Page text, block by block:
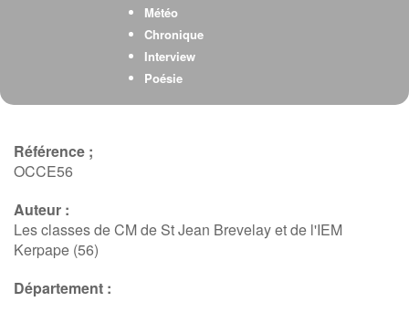
Météo
Chronique
Interview
Poésie
Référence ;
OCCE56
Auteur :
Les classes de CM de St Jean Brevelay et de l'IEM
Kerpape (56)
Département :